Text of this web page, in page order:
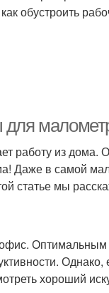
обустроить
для
работу из дома.
Даже в самой
статье мы
офис.
Однако,
хороший